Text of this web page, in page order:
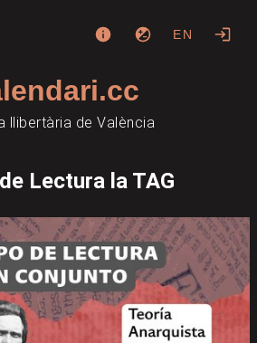
EN
llibertària de València
Lectura la TAG